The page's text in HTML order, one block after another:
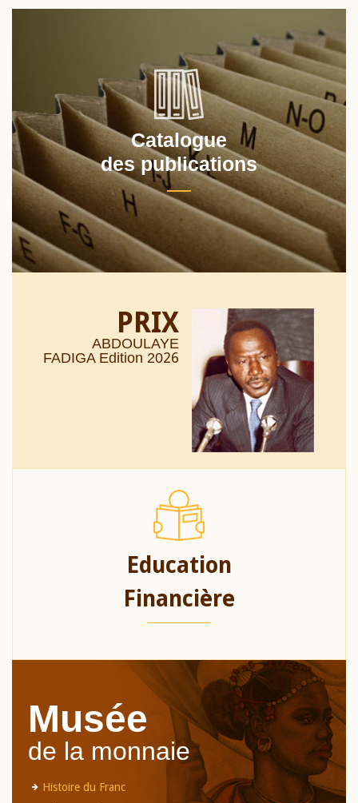
Catalogue
des publications
PRIX
ABDOULAYE
FADIGA Edition 2026
Education
Financière
Musée
de la monnaie
Histoire du Franc